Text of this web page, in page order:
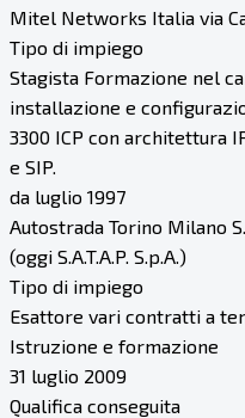
Mitel Networks Italia via
Tipo di impiego
Stagista Formazione nel
installazione e
3300 ICP con architettura
e SIP.
da luglio 1997
Autostrada Torino Milano
(oggi S.A.T.A.P. S.p.A.)
Tipo di impiego
Esattore vari contratti a
Istruzione e formazione
31 luglio 2009
Qualifica conseguita